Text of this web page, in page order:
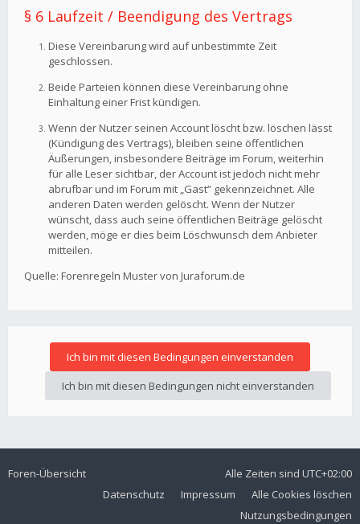
§ 6 Laufzeit / Beendigung des Vertrags
Diese Vereinbarung wird auf unbestimmte Zeit
geschlossen.
Beide Parteien können diese Vereinbarung ohne
Einhaltung einer Frist kündigen.
Wenn der Nutzer seinen Account löscht bzw. löschen lässt
(Kündigung des Vertrags), bleiben seine öffentlichen
Äußerungen, insbesondere Beiträge im Forum, weiterhin
für alle Leser sichtbar, der Account ist jedoch nicht mehr
abrufbar und im Forum mit „Gast“ gekennzeichnet. Alle
anderen Daten werden gelöscht. Wenn der Nutzer
wünscht, dass auch seine öffentlichen Beiträge gelöscht
werden, möge er dies beim Löschwunsch dem Anbieter
mitteilen.
Quelle: Forenregeln Muster von Juraforum.de
Foren-Übersicht Alle Zeiten sind UTC+02:00
Alle Cookies löschen
Impressum
Datenschutz
Nutzungsbedingungen